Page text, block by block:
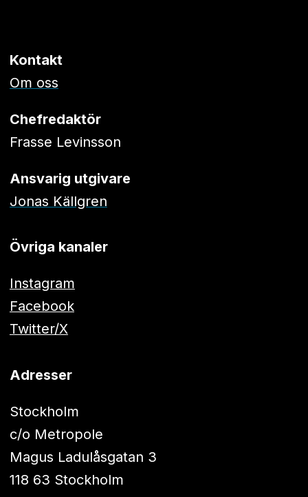
Kontakt
Om oss
Chefredaktör
Frasse Levinsson
Ansvarig utgivare
Jonas Källgren
Övriga kanaler
Instagram
Facebook
Twitter/X
Adresser
Stockholm
c/o Metropole
Magus Ladulåsgatan 3
118 63 Stockholm